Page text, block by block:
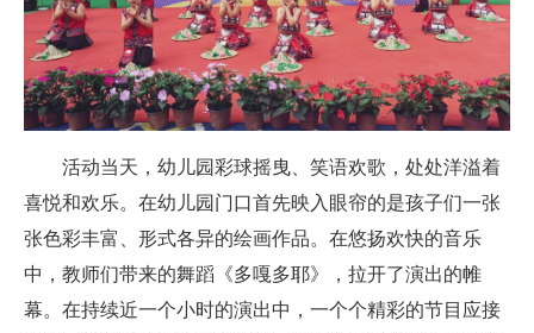
活动当天，幼儿园彩球摇曳、笑语欢歌，处处洋溢着
喜悦和欢乐。在幼儿园门口首先映入眼帘的是孩子们一张
张色彩丰富、形式各异的绘画作品。在悠扬欢快的音乐
中，教师们带来的舞蹈《多嘎多耶》，拉开了演出的帷
幕。在持续近一个小时的演出中，一个个精彩的节目应接